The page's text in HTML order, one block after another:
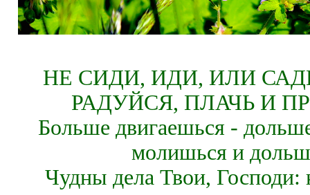
НЕ СИДИ, ИДИ, ИЛИ
РАДУЙСЯ, ПЛАЧЬ И
Больше двигаешься -
молишься и
Чудны дела Твои, Господи: